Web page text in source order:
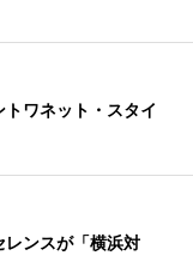
ワネット・スタイ
レンスが「横浜対